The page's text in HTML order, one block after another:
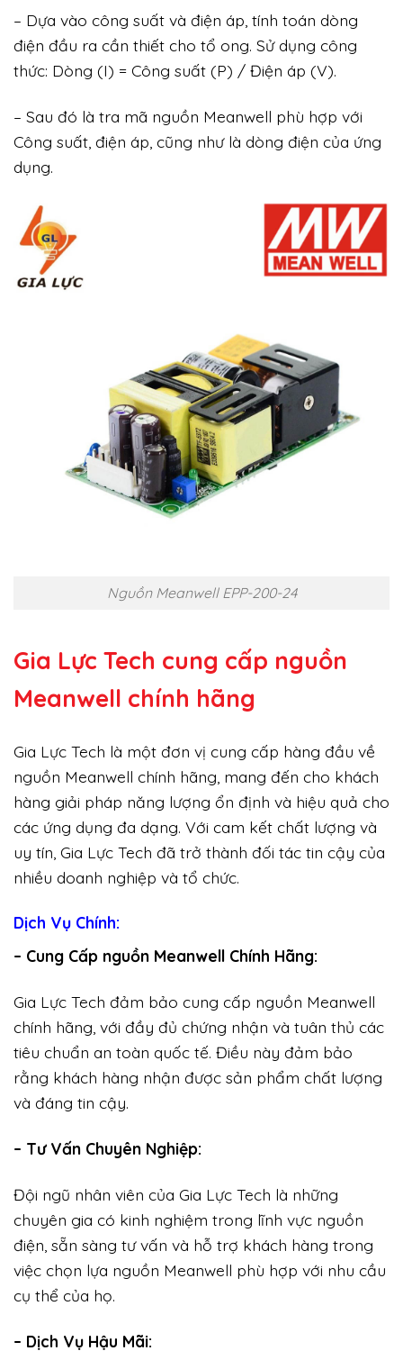
– Dựa vào công suất và điện áp, tính toán dòng
điện đầu ra cần thiết cho tổ ong. Sử dụng công
thức: Dòng (I) = Công suất (P) / Điện áp (V).
– Sau đó là tra mã nguồn Meanwell phù hợp với
Công suất, điện áp, cũng như là dòng điện của ứng
dụng.
Nguồn Meanwell EPP-200-24
Gia Lực Tech cung cấp nguồn
Meanwell chính hãng
Gia Lực Tech là một đơn vị cung cấp hàng đầu về
nguồn Meanwell chính hãng, mang đến cho khách
hàng giải pháp năng lượng ổn định và hiệu quả cho
các ứng dụng đa dạng. Với cam kết chất lượng và
uy tín, Gia Lực Tech đã trở thành đối tác tin cậy của
nhiều doanh nghiệp và tổ chức.
Dịch Vụ Chính:
– Cung Cấp nguồn Meanwell Chính Hãng:
Gia Lực Tech đảm bảo cung cấp nguồn Meanwell
chính hãng, với đầy đủ chứng nhận và tuân thủ các
tiêu chuẩn an toàn quốc tế. Điều này đảm bảo
rằng khách hàng nhận được sản phẩm chất lượng
và đáng tin cậy.
– Tư Vấn Chuyên Nghiệp:
Đội ngũ nhân viên của Gia Lực Tech là những
chuyên gia có kinh nghiệm trong lĩnh vực nguồn
điện, sẵn sàng tư vấn và hỗ trợ khách hàng trong
việc chọn lựa nguồn Meanwell phù hợp với nhu cầu
cụ thể của họ.
– Dịch Vụ Hậu Mãi: